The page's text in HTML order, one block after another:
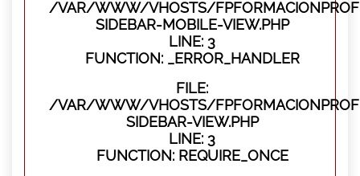
/VAR/WWW/VHOSTS/
SIDEBAR-MOBILE-VIEW.PHP
LINE: 3
FUNCTION: _ERROR_HANDLER
FILE:
/VAR/WWW/VHOSTS/
SIDEBAR-VIEW.PHP
LINE: 3
FUNCTION: REQUIRE_ONCE